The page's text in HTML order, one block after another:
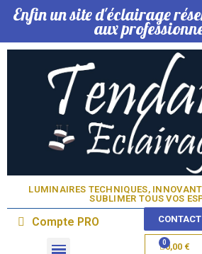
Enfin un site d'éclairage
aux
LUMINAIRES TECHNIQUES,
SUBLIMER TOUS VOS
Compte PRO CONTACT
0,00 €